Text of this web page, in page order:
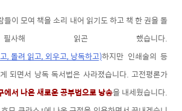
들이 모여 책을 소리 내어 읽기도 하고 책 한 권을 돌
사해 읽곤 했습니다.
, 돌려 읽고, 외우고, 낭독하고)하지만 인쇄술의 등
되면서 낭독 독서법은 사라졌습니다. 고전평론가
에서 나온 새로운 공부법으로 낭송을 내세웠습니다.